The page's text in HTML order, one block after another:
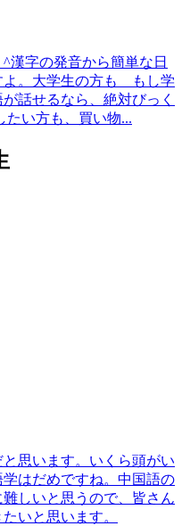
漢字の発音から簡単な日
よ。大学生の方も もし学
話せるなら、絶対びっく
たい方も、買い物...
思います。いくら頭がい
はだめですね。中国語の
しいと思うので、皆さん
いと思います。